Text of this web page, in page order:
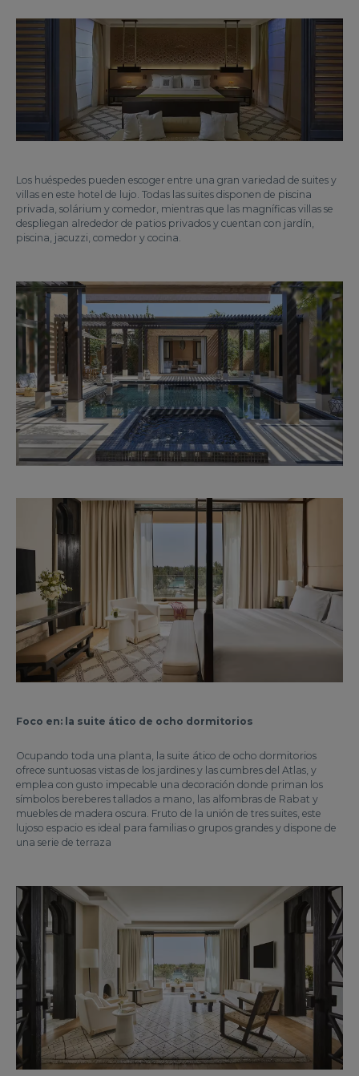
Los huéspedes pueden escoger entre una gran variedad de suites y
villas en este hotel de lujo. Todas las suites disponen de piscina
privada, solárium y comedor, mientras que las magníficas villas se
despliegan alrededor de patios privados y cuentan con jardín,
piscina, jacuzzi, comedor y cocina.
Foco en: la suite ático de ocho dormitorios
Ocupando toda una planta, la suite ático de ocho dormitorios
ofrece suntuosas vistas de los jardines y las cumbres del Atlas, y
emplea con gusto impecable una decoración donde priman los
símbolos bereberes tallados a mano, las alfombras de Rabat y
muebles de madera oscura. Fruto de la unión de tres suites, este
lujoso espacio es ideal para familias o grupos grandes y dispone de
una serie de terraza